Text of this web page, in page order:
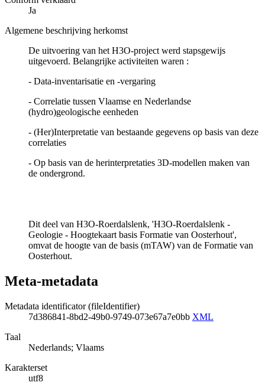
Ja
Algemene beschrijving herkomst
De uitvoering van het H3O-project werd stapsgewijs
uitgevoerd. Belangrijke activiteiten waren :
- Data-inventarisatie en -vergaring
- Correlatie tussen Vlaamse en Nederlandse
(hydro)geologische eenheden
- (Her)Interpretatie van bestaande gegevens op basis van deze
correlaties
- Op basis van de herinterpretaties 3D-modellen maken van
de ondergrond.
Dit deel van H3O-Roerdalslenk, 'H3O-Roerdalslenk -
Geologie - Hoogtekaart basis Formatie van Oosterhout',
omvat de hoogte van de basis (mTAW) van de Formatie van
Oosterhout.
Meta-metadata
Metadata identificator (fileIdentifier)
7d386841-8bd2-49b0-9749-073e67a7e0bb XML
Taal
Nederlands; Vlaams
Karakterset
utf8